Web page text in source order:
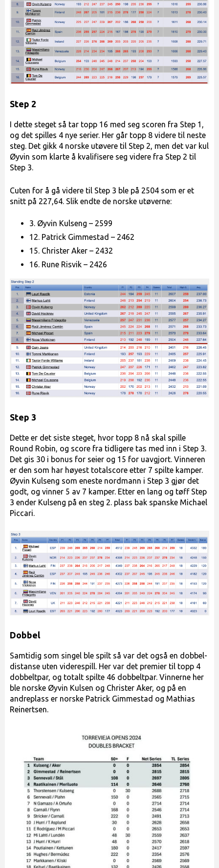
Step 2
I dette steget så tar topp 16 med seg scoren fra Step 1,
og det spilles 4 nye serier. Her går topp 8 videre til neste
steg. Det gikk 4 norske utøvere til Step 2, men det var kul
Øyvin som klarte å kvalifisere seg videre fra Step 2 til
Step 3.
Cuten for å gå videre til Step 3 ble på 2504 som er et
snitt på 227,64. Slik endte de norske utøverne:
3. Øyvin Kulseng – 2599
12. Patrick Gimmestad – 2462
15. Christer Aker – 2432
16. Rune Risvik – 2426
Step 3
Dette er det siste steget, hvor topp 8 nå skal spille
Round Robin, og score fra tidligere tas med inn i Step 3.
Det gis 30 i bonus for seier og 15 for uavgjort. Vinneren
er den som har høyest totalscore etter 7 spilte kamper.
Øyvin Kulseng som eneste nordmann i Step 3 gjør det
godt, og vinner 5 av 7 kamper. Etter en lang og tøff Step
3 ender Kulseng på en steg 2. plass bak spanske Michael
Piccari.
Dobbel
Samtidig som singel ble spilt så var det også en dobbel-
distanse uten viderespill. Her var det premier til topp 4
dobbeltpar, og totalt spilte 46 dobbeltpar. Vinnerne her
ble norske Øyvin Kulsen og Christer Aker, og på en
andreplass er norske Patrick Gimmestad og Mathias
Reinertsen.